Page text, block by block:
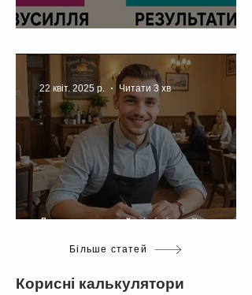
Детально про чайові від історії до
22 квіт. 2025 р. Читати 3 хв
Більше статей
Корисні калькулятори